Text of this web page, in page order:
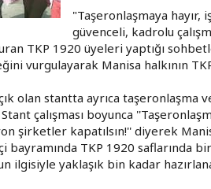
"Taşeronlaşmaya
güvenceli, kadrolu
TKP 1920 üyeleri yaptığı
vurgulayarak Manisa halkının
olan stantta ayrıca taşeronlaşma
çalışması boyunca
şirketler kapatılsın!'' diyerek
bayramında TKP 1920 saflarında
ilgisiyle yaklaşık bin kadar